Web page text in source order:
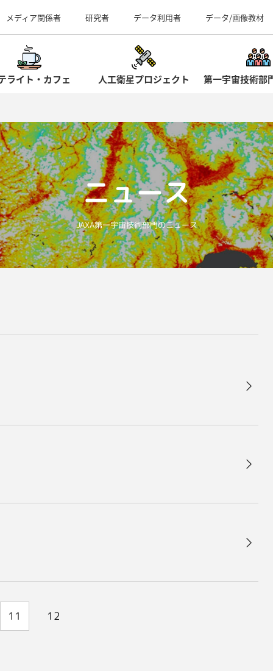
メディア関係者 研究者 データ利用者 データ/画像教材
ライト・カフェ 人工衛星プロジェクト 第一宇宙技術部
ニュース
JAXA第一宇宙技術部門のニュース
11 12